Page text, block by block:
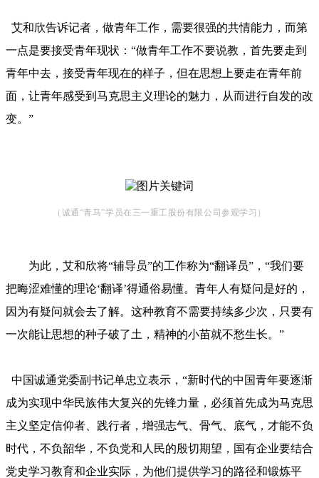
艾和欣告诉记者，做青年工作，需要很强的共情能力，而第
一点是要接受青年现状：“做青年工作不要说教，首先要走到
青年中去，接受青年现在的样子，但在思想上要走在青年前
面，让青年感受到马克思主义理论的魅力，从而进行自发的改
变。”
（诚通“青马”学员在三一重工股份有限公司参观学习）
为此，艾和欣将“辅导员”的工作称为“翻译员”，“我们要
把晦涩难懂的理论‘翻译’得通俗易懂。青年人有疑问是好的，
因为有疑问就会去了解。这种教育不需要持续多少次，只要有
一次能让思想的种子破了土，精神的小苗就不愁生长。”
中国诚通党委副书记单忠立表示，“新时代的中国青年要逐渐
成为实现中华民族伟大复兴的先锋力量，必须首先成为马克思
主义坚定信仰者、践行者，增强志气、骨气、底气，才能不负
时代，不负韶华，不负党和人民的殷切期望，国有企业要结合
党史学习教育和企业实际，为他们提供学习的路径和锻炼平